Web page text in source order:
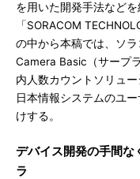
を用いた開発手法など
「SORACOM
の中から本稿では、ソ
Camera Basic（サープ
内人数カウントソリュ
日本情報システムのユ
けする。
デバイス開発の手間な
ラ